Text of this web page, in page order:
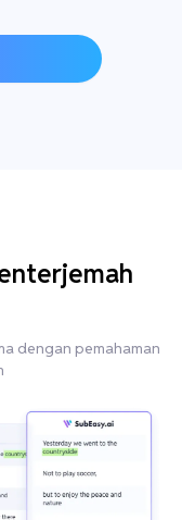
dengan pemahaman